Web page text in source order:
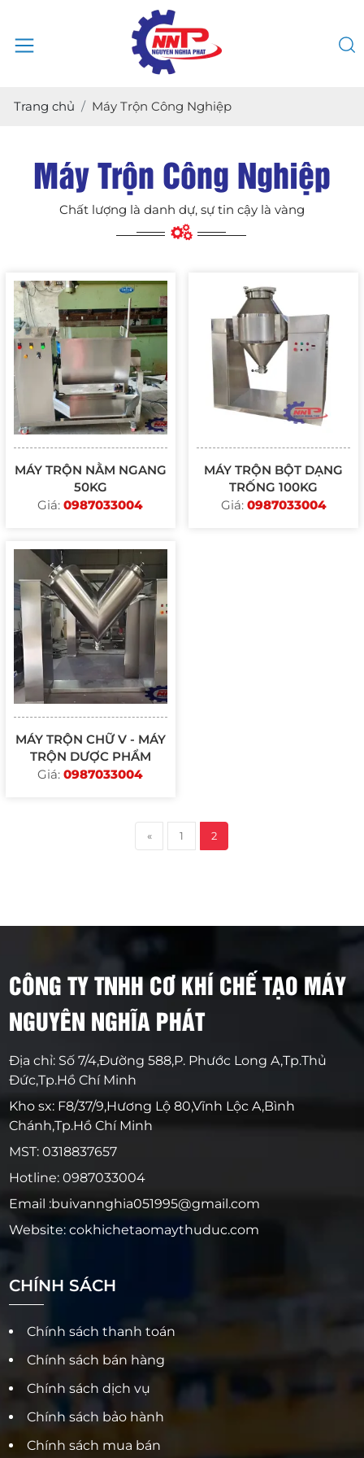
Trang chủ Máy Trộn Công Nghiệp
Máy Trộn Công Nghiệp
Chất lượng là danh dự, sự tin cậy là vàng
MÁY TRỘN NẰM NGANG
50KG
Giá:0987033004
MÁY TRỘN BỘT DẠNG
TRỐNG 100KG
Giá: 0987033004
MÁY TRỘN CHỮ V - MÁY
TRỘN DƯỢC PHẨM
Giá:0987033004
« 1 2
CÔNG TY TNHH CƠ KHÍ CHẾ TẠO MÁY
NGUYÊN NGHĨA PHÁT
Địa chỉ: Số 7/4,Đường 588,P. Phước Long A,Tp.Thủ
Đức,Tp.Hồ Chí Minh
Kho sx: F8/37/9,Hương Lộ 80,Vĩnh Lộc A,Bình
Chánh,Tp.Hồ Chí Minh
MST: 0318837657
Hotline: 0987033004
Email :buivannghia051995@gmail.com
Website: cokhichetaomaythuduc.com
CHÍNH SÁCH
Chính sách thanh toán
Chính sách bán hàng
Chính sách dịch vụ
Chính sách bảo hành
Chính sách mua bán